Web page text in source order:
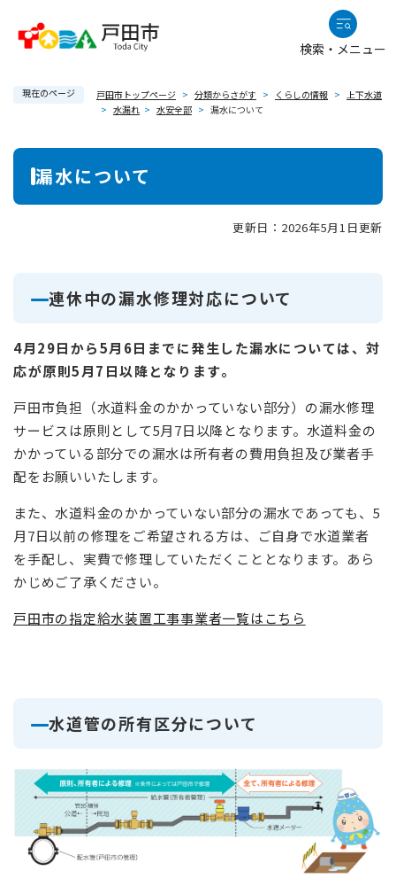
検索・メニュー
現在のページ 戸田市トップページ > 分類からさがす > くらしの情報 > 上下水道
> 水漏れ > 水安全部 > 漏水について
本
漏水について
更新日：2026年5月1日更新
連休中の漏水修理対応について
4月29日から5月6日までに発生した漏水については、対
応が原則5月7日以降となります。
戸田市負担（水道料金のかかっていない部分）の漏水修理
サービスは原則として5月7日以降となります。水道料金の
かかっている部分での漏水は所有者の費用負担及び業者手
配をお願いいたします。
また、水道料金のかかっていない部分の漏水であっても、5
月7日以前の修理をご希望される方は、ご自身で水道業者
を手配し、実費で修理していただくこととなります。あら
かじめご了承ください。
戸田市の指定給水装置工事事業者一覧はこちら
水道管の所有区分について